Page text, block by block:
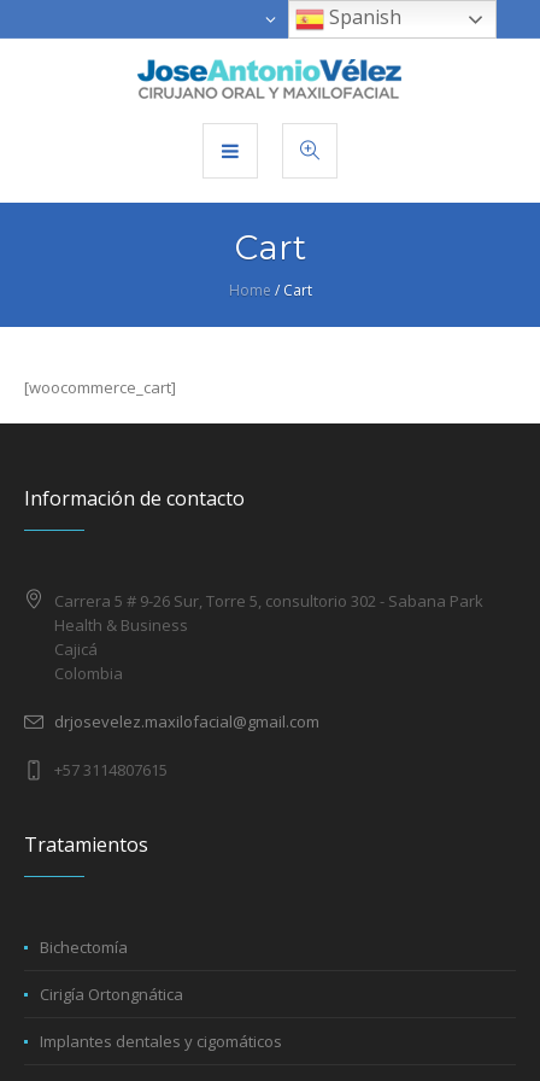
Cart
Home / Cart
[woocommerce_cart]
Información de contacto
Carrera 5 # 9-26 Sur, Torre 5, consultorio 302 - Sabana Park
Health & Business
Cajicá
Colombia
drjosevelez.maxilofacial@gmail.com
+57 3114807615
Tratamientos
Bichectomía
Cirigía Ortongnática
Implantes dentales y cigomáticos
Spanish